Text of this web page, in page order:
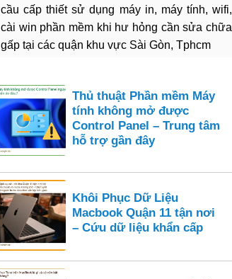
cầu cấp thiết sử dụng máy in, máy tính, wifi,
cài win phần mềm khi hư hỏng cần sửa chữa
gấp tại các quận khu vực Sài Gòn, Tphcm
Thủ thuật Phần mềm Máy
tính không mở được
Control Panel – Trung tâm
hỗ trợ gần đây
Khôi Phục Dữ Liệu
Macbook Quận 11 tận nơi
– Cứu dữ liệu khẩn cấp